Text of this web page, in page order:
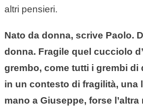
altri pensieri.
Nato da donna, scrive Paolo.
donna. Fragile quel cucciolo
grembo, come tutti i grembi di
in un contesto di fragilità, una
mano a Giuseppe, forse l’altra